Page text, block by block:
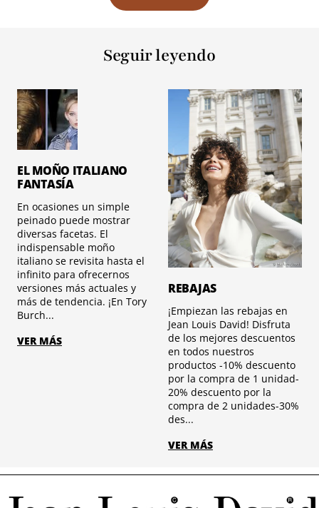
Seguir leyendo
EL MOÑO ITALIANO
FANTASÍA
En ocasiones un simple
peinado puede mostrar
diversas facetas. El
indispensable moño
italiano se revisita hasta el
infinito para ofrecernos
versiones más actuales y
más de tendencia. ¡En Tory
Burch...
VER MÁS
REBAJAS
¡Empiezan las rebajas en
Jean Louis David! Disfruta
de los mejores descuentos
en todos nuestros
productos -10% descuento
por la compra de 1 unidad-
20% descuento por la
compra de 2 unidades-30%
des...
VER MÁS